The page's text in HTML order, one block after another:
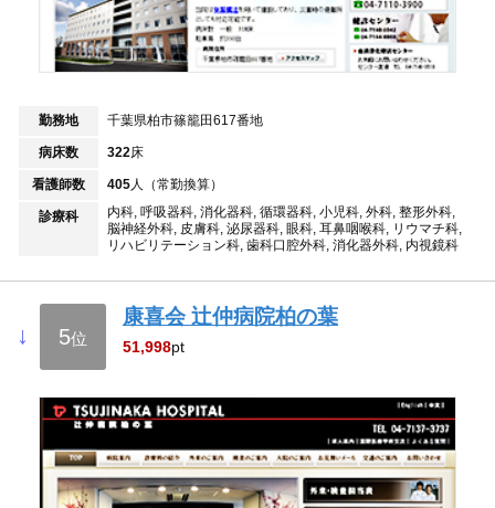
勤務地 千葉県柏市篠籠田617番地
病床数 322床
看護師数 405人（常勤換算）
診療科
内科, 呼吸器科, 消化器科, 循環器科, 小児科, 外科, 整形外科,
脳神経外科, 皮膚科, 泌尿器科, 眼科, 耳鼻咽喉科, リウマチ科,
リハビリテーション科, 歯科口腔外科, 消化器外科, 内視鏡科
↓ 5位
康喜会 辻仲病院柏の葉
51,998pt